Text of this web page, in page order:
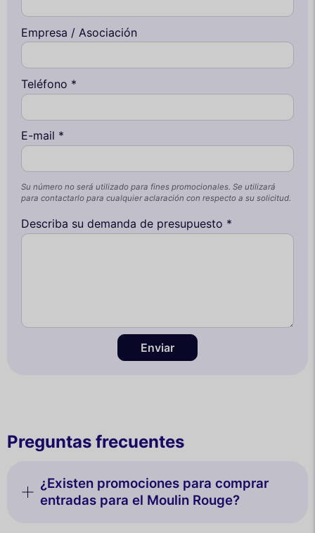
Empresa / Asociación
Teléfono *
E-mail *
Su número no será utilizado para fines promocionales. Se utilizará
para contactarlo para cualquier aclaración con respecto a su solicitud.
Describa su demanda de presupuesto *
Enviar
Preguntas frecuentes
¿Existen promociones para comprar
entradas para el Moulin Rouge?